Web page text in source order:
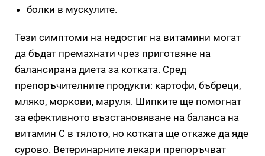
болки в мускулите.
Тези симптоми на недостиг на витамини могат
да бъдат премахнати чрез приготвяне на
балансирана диета за котката. Сред
препоръчителните продукти: картофи, бъбреци,
мляко, моркови, маруля. Шипките ще помогнат
за ефективното възстановяване на баланса на
витамин С в тялото, но котката ще откаже да яде
сурово. Ветеринарните лекари препоръчват